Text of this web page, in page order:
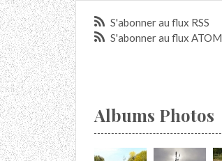
S'abonner au flux RSS
S'abonner au flux ATOM
Albums Photos